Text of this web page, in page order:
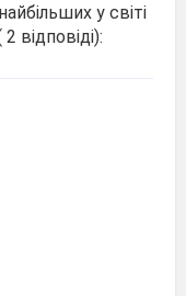
у світі
відповіді):